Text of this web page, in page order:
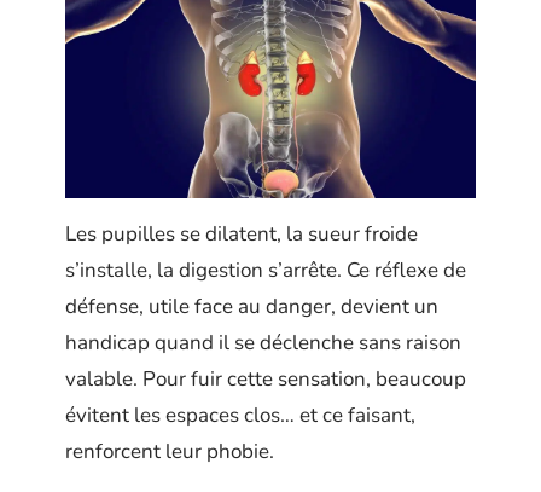
Les pupilles se dilatent, la sueur froide
s’installe, la digestion s’arrête. Ce réflexe de
défense, utile face au danger, devient un
handicap quand il se déclenche sans raison
valable. Pour fuir cette sensation, beaucoup
évitent les espaces clos… et ce faisant,
renforcent leur phobie.